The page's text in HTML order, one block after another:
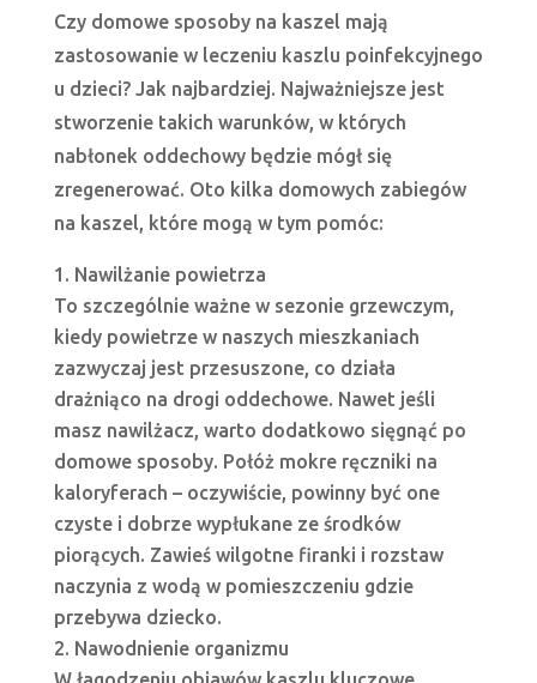
Czy domowe sposoby na kaszel mają
zastosowanie w leczeniu kaszlu poinfekcyjnego
u dzieci? Jak najbardziej. Najważniejsze jest
stworzenie takich warunków, w których
nabłonek oddechowy będzie mógł się
zregenerować. Oto kilka domowych zabiegów
na kaszel, które mogą w tym pomóc:
Nawilżanie powietrza
To szczególnie ważne w sezonie grzewczym,
kiedy powietrze w naszych mieszkaniach
zazwyczaj jest przesuszone, co działa
drażniąco na drogi oddechowe. Nawet jeśli
masz nawilżacz, warto dodatkowo sięgnąć po
domowe sposoby. Połóż mokre ręczniki na
kaloryferach – oczywiście, powinny być one
czyste i dobrze wypłukane ze środków
piorących. Zawieś wilgotne firanki i rozstaw
naczynia z wodą w pomieszczeniu gdzie
przebywa dziecko.
Nawodnienie organizmu